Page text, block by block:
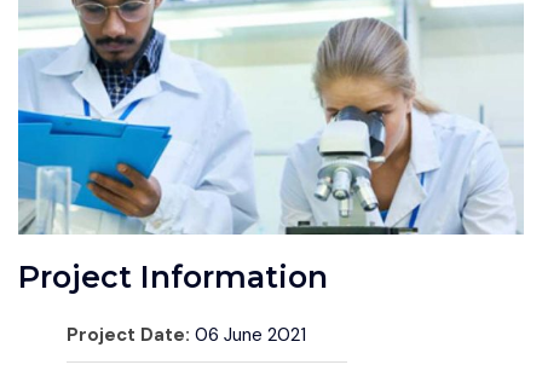
Project Information
Project Date: 06 June 2021